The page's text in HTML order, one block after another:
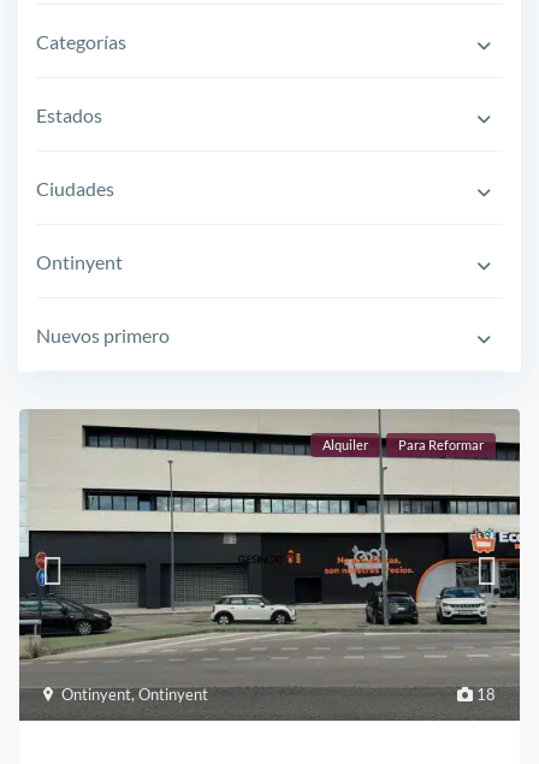
Categorías
Estados
Ciudades
Ontinyent
Nuevos primero
18
Ontinyent,Ontinyent
Alquiler Para Reformar